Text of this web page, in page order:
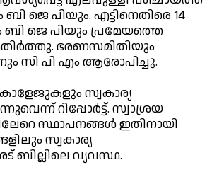
ജെ പിയും. എട്ടിനെതിരെ 14
ജെ പിയും പ്രമേയത്തെ
ഭരണസമിതിയും
സി പി എം ആരോപിച്ചു.
സ്വകാര്യ
റിപ്പോര്‍ട്ട്. സ്വാശ്രയ
സ്ഥാപനങ്ങള്‍ ഇതിനായി
സ്വകാര്യ
വ്യവസ്ഥ.